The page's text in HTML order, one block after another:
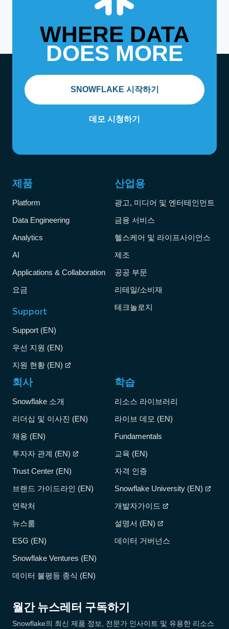
WHERE DATA
DOES MORE
SNOWFLAKE 시작하기
데모 시청하기
월간 뉴스레터 구독하기
Snowflake의 최신 제품 정보, 전문가 인사이트 및 유용한 리소스
제품
Platform
Data Engineering
Analytics
AI
Applications & Collaboration
요금
Support
Support (EN)
우선 지원 (EN)
지원 현황 (EN)
산업용
광고, 미디어 및 엔터테인먼트
금융 서비스
헬스케어 및 라이프사이언스
제조
공공 부문
리테일/소비재
테크놀로지
회사
Snowflake 소개
리더십 및 이사진 (EN)
채용 (EN)
투자자 관계 (EN)
Trust Center (EN)
브랜드 가이드라인 (EN)
연락처
뉴스룸
ESG (EN)
Snowflake Ventures (EN)
데이터 불평등 종식 (EN)
학습
리소스 라이브러리
라이브 데모 (EN)
Fundamentals
교육 (EN)
자격 인증
Snowflake University (EN)
개발자가이드
설명서 (EN)
데이터 거버넌스